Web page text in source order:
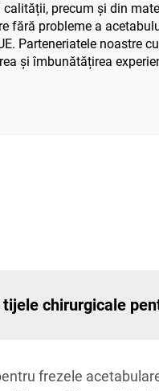
precum și din
fără probleme a
Parteneriatele
și îmbunătățirea
chirurgicale
frezele